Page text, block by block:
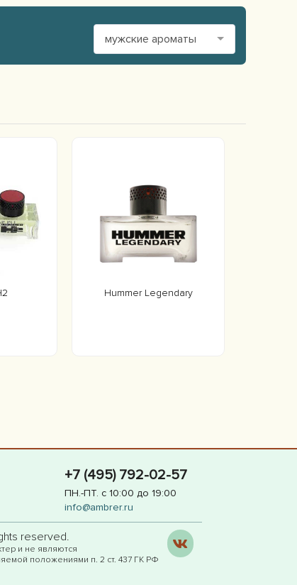
мужские ароматы
Hummer Legendary
+7 (495) 792-02-57
ПН.-ПТ. с 10:00 до 19:00
info@ambrer.ru
reserved.
и не являются
положениями п. 2 ст. 437 ГК РФ